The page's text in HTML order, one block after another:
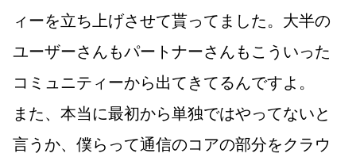
ィーを立ち上げさせて貰ってました。大半の
ユーザーさんもパートナーさんもこういった
コミュニティーから出てきてるんですよ。
また、本当に最初から単独ではやってないと
言うか、僕らって通信のコアの部分をクラウ